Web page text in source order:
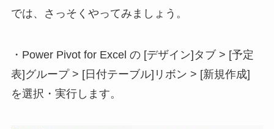
では、さっそくやってみましょう。
・Power Pivot for Excel の [デザイン]タブ > [予定
表]グループ > [日付テーブル]リボン > [新規作成]
を選択・実行します。